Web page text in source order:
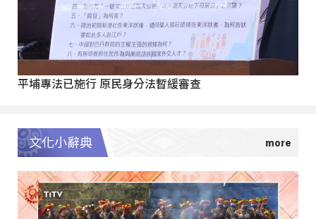
平埔專法已施行 原民身分法暫緩審查
文化小辭典